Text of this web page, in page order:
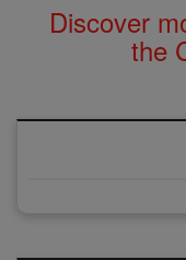
Discover
the